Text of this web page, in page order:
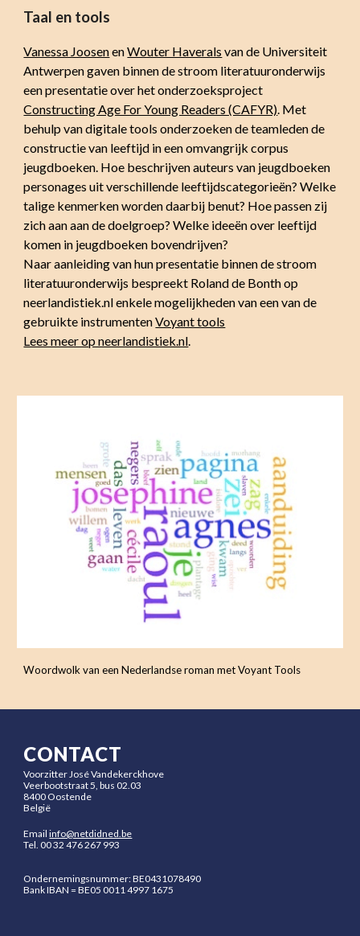
Taal en tools
Vanessa JoosenenWouter Haverals van de Universiteit
Antwerpen gaven binnen de stroom literatuuronderwijs
een presentatie over het onderzoeksproject
Constructing Age For Young Readers (CAFYR). Met
behulp van digitale tools onderzoeken de teamleden de
constructie van leeftijd in een omvangrijk corpus
jeugdboeken. Hoe beschrijven auteurs van jeugdboeken
personages uit verschillende leeftijdscategorieën? Welke
talige kenmerken worden daarbij benut? Hoe passen zij
zich aan aan de doelgroep? Welke ideeën over leeftijd
komen in jeugdboeken bovendrijven?
Naar aanleiding van hun presentatie binnen de stroom
literatuuronderwijs bespreekt Roland de Bonth op
neerlandistiek.nl enkele mogelijkheden van een van de
gebruikte instrumentenVoyant tools
Lees meer op neerlandistiek.nl.
Woordwolk van een Nederlandse roman met Voyant Tools
CONTACT
Voorzitter José Vandekerckhove
Veerbootstraat 5, bus 02.03
8400 Oostende
België
Emailinfo@netdidned.be
Tel.00 32 476 267 993
Ondernemingsnummer: BE0431078490
BankIBAN = BE05 0011 4997 1675